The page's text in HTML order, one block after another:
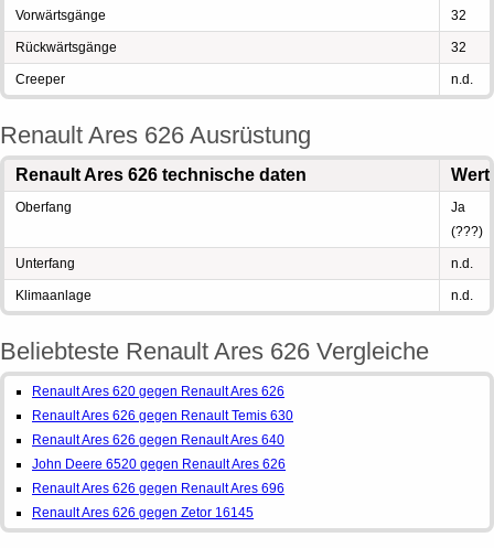
Vorwärtsgänge 32
Rückwärtsgänge 32
Creeper n.d.
Renault Ares 626 Ausrüstung
Renault Ares 626 technische daten Wert
Oberfang
Ja
(???)
Unterfang n.d.
Klimaanlage n.d.
Beliebteste Renault Ares 626 Vergleiche
Renault Ares 620 gegen Renault Ares 626
Renault Ares 626 gegen Renault Temis 630
Renault Ares 626 gegen Renault Ares 640
John Deere 6520 gegen Renault Ares 626
Renault Ares 626 gegen Renault Ares 696
Renault Ares 626 gegen Zetor 16145